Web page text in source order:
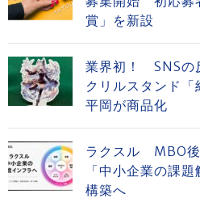
賞」を新設
業界初！ SNSの
クリルスタンド
平岡が商品化
ラクスル MBO
「中小企業の課
構築へ